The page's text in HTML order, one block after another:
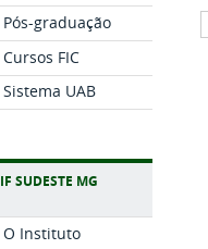
Pós-graduação
Cursos FIC
Sistema UAB
IF SUDESTE MG
O Instituto